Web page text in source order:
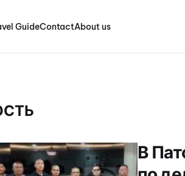
GuideContactAbout us
В